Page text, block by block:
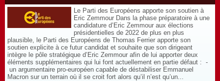
Le Parti des Européens apporte son soutien à
Eric Zemmour Dans la phase préparatoire à une
candidature d’Eric Zemmour aux élections
présidentielles de 2022 de plus en plus
plausible, le Parti des Européens de Thomas Ferrier apporte son
soutien explicite à ce futur candidat et souhaite que son dirigeant
intègre le pôle stratégique d’Eric Zemmour afin de lui apporter deux
éléments supplémentaires qui lui font actuellement en partie défaut : -
un argumentaire pro-européen capable de déstabiliser Emmanuel
Macron sur un terrain où il se croit fort alors qu’il n’est qu’un...